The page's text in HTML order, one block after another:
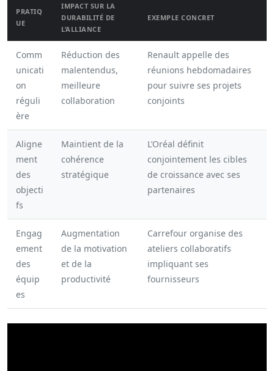
PRATIQ
UE
IMPACT SUR LA
DURABILITÉ DE
L’ALLIANCE
EXEMPLE CONCRET
Comm
unicati
on
réguli
ère
Réduction des
malentendus,
meilleure
collaboration
Renault appelle des
réunions hebdomadaires
pour suivre ses projets
conjoints
Aligne
ment
des
objecti
fs
Maintient de la
cohérence
stratégique
L’Oréal définit
conjointement les cibles
de croissance avec ses
partenaires
Engag
ement
des
équip
es
Augmentation
de la motivation
et de la
productivité
Carrefour organise des
ateliers collaboratifs
impliquant ses
fournisseurs